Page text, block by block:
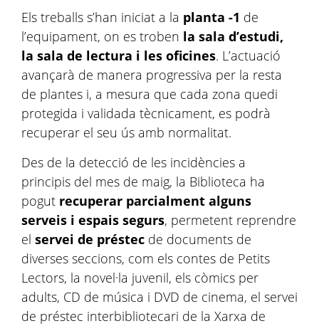
Els treballs s’han iniciat a la planta -1 de
l’equipament, on es troben la sala d’estudi,
la sala de lectura i les oficines. L’actuació
avançarà de manera progressiva per la resta
de plantes i, a mesura que cada zona quedi
protegida i validada tècnicament, es podrà
recuperar el seu ús amb normalitat.
Des de la detecció de les incidències a
principis del mes de maig, la Biblioteca ha
pogut recuperar parcialment alguns
serveis i espais segurs, permetent reprendre
el servei de préstec de documents de
diverses seccions, com els contes de Petits
Lectors, la novel·la juvenil, els còmics per
adults, CD de música i DVD de cinema, el servei
de préstec interbibliotecari de la Xarxa de